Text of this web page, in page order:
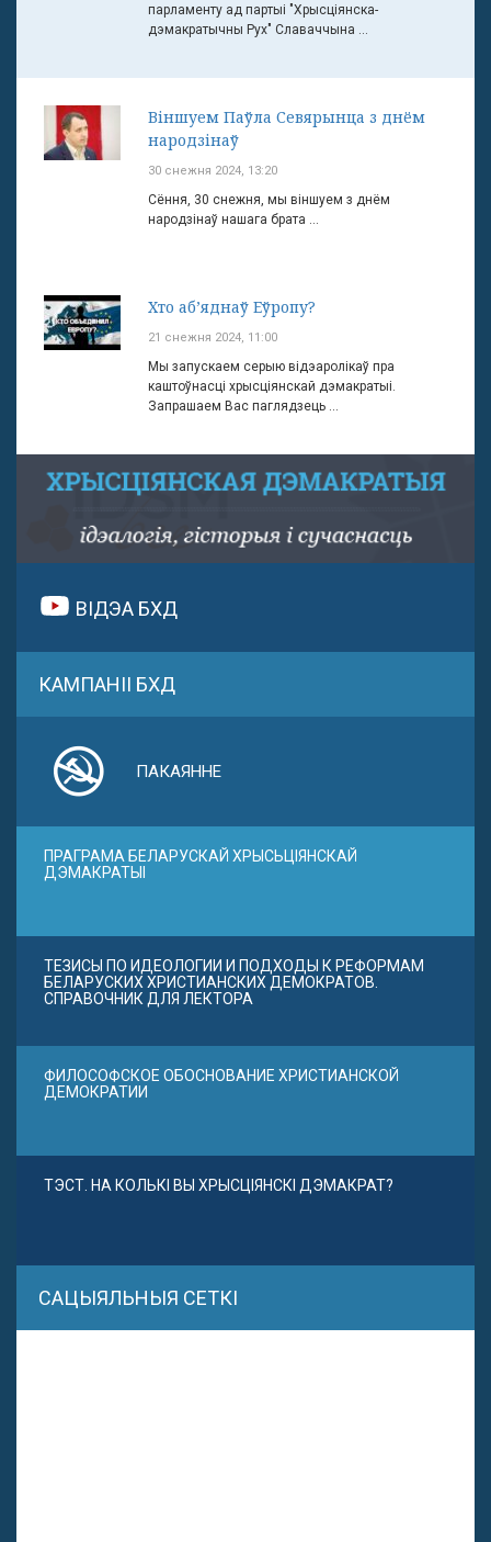
парламенту ад партыі "Хрысціянска-
дэмакратычны Рух" Славаччына ...
Віншуем Паўла Севярынца з днём
народзінаў
30 снежня 2024, 13:20
Сёння, 30 снежня, мы віншуем з днём
народзінаў нашага брата ...
Хто аб’яднаў Еўропу?
21 снежня 2024, 11:00
Мы запускаем серыю відэаролікаў пра
каштоўнасці хрысціянскай дэмакратыі.
Запрашаем Вас паглядзець ...
ВІДЭА БХД
КАМПАНІІ БХД
ПАКАЯННЕ
ПРАГРАМА БЕЛАРУСКАЙ ХРЫСЬЦІЯНСКАЙ
ДЭМАКРАТЫІ
ТЕЗИСЫ ПО ИДЕОЛОГИИ И ПОДХОДЫ К РЕФОРМАМ
БЕЛАРУСКИХ ХРИСТИАНСКИХ ДЕМОКРАТОВ.
СПРАВОЧНИК ДЛЯ ЛЕКТОРА
ФИЛОСОФСКОЕ ОБОСНОВАНИЕ ХРИСТИАНСКОЙ
ДЕМОКРАТИИ
ТЭСТ. НА КОЛЬКІ ВЫ ХРЫСЦІЯНСКІ ДЭМАКРАТ?
САЦЫЯЛЬНЫЯ СЕТКІ